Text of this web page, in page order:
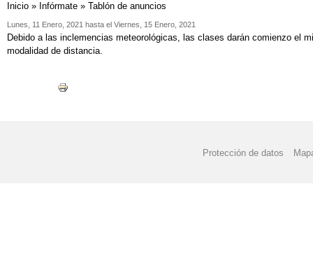
Se encuentra usted aquí
Inicio » Infórmate » Tablón de anuncios
Lunes, 11 Enero, 2021 hasta el Viernes, 15 Enero, 2021
Debido a las inclemencias meteorológicas, las clases darán comienzo el
modalidad de distancia.
Protección de datos